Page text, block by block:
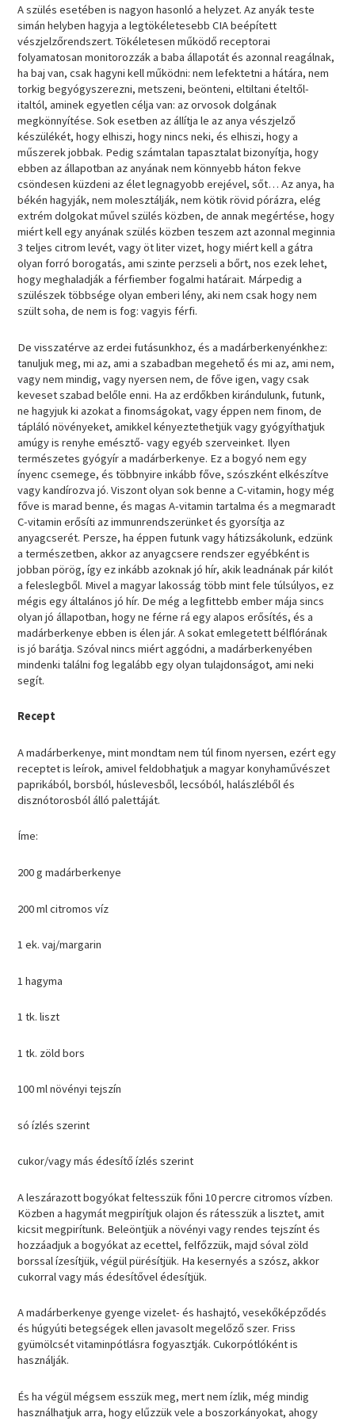
A szülés esetében is nagyon hasonló a helyzet. Az anyák teste
simán helyben hagyja a legtökéletesebb CIA beépített
vészjelzőrendszert. Tökéletesen működő receptorai
folyamatosan monitorozzák a baba állapotát és azonnal reagálnak,
ha baj van, csak hagyni kell működni: nem lefektetni a hátára, nem
torkig begyógyszerezni, metszeni, beönteni, eltiltani ételtől-
italtól, aminek egyetlen célja van: az orvosok dolgának
megkönnyítése. Sok esetben az állítja le az anya vészjelző
készülékét, hogy elhiszi, hogy nincs neki, és elhiszi, hogy a
műszerek jobbak. Pedig számtalan tapasztalat bizonyítja, hogy
ebben az állapotban az anyának nem könnyebb háton fekve
csöndesen küzdeni az élet legnagyobb erejével, sőt… Az anya, ha
békén hagyják, nem molesztálják, nem kötik rövid pórázra, elég
extrém dolgokat művel szülés közben, de annak megértése, hogy
miért kell egy anyának szülés közben teszem azt azonnal meginnia
3 teljes citrom levét, vagy öt liter vizet, hogy miért kell a gátra
olyan forró borogatás, ami szinte perzseli a bőrt, nos ezek lehet,
hogy meghaladják a férfiember fogalmi határait. Márpedig a
szülészek többsége olyan emberi lény, aki nem csak hogy nem
szült soha, de nem is fog: vagyis férfi.
De visszatérve az erdei futásunkhoz, és a madárberkenyénkhez:
tanuljuk meg, mi az, ami a szabadban megehető és mi az, ami nem,
vagy nem mindig, vagy nyersen nem, de főve igen, vagy csak
keveset szabad belőle enni. Ha az erdőkben kirándulunk, futunk,
ne hagyjuk ki azokat a finomságokat, vagy éppen nem finom, de
tápláló növényeket, amikkel kényeztethetjük vagy gyógyíthatjuk
amúgy is renyhe emésztő- vagy egyéb szerveinket. Ilyen
természetes gyógyír a madárberkenye. Ez a bogyó nem egy
ínyenc csemege, és többnyire inkább főve, szószként elkészítve
vagy kandírozva jó. Viszont olyan sok benne a C-vitamin, hogy még
főve is marad benne, és magas A-vitamin tartalma és a megmaradt
C-vitamin erősíti az immunrendszerünket és gyorsítja az
anyagcserét. Persze, ha éppen futunk vagy hátizsákolunk, edzünk
a természetben, akkor az anyagcsere rendszer egyébként is
jobban pörög, így ez inkább azoknak jó hír, akik leadnának pár kilót
a feleslegből. Mivel a magyar lakosság több mint fele túlsúlyos, ez
mégis egy általános jó hír. De még a legfittebb ember mája sincs
olyan jó állapotban, hogy ne férne rá egy alapos erősítés, és a
madárberkenye ebben is élen jár. A sokat emlegetett bélflórának
is jó barátja. Szóval nincs miért aggódni, a madárberkenyében
mindenki találni fog legalább egy olyan tulajdonságot, ami neki
segít.
Recept
A madárberkenye, mint mondtam nem túl finom nyersen, ezért egy
receptet is leírok, amivel feldobhatjuk a magyar konyhaművészet
paprikából, borsból, húslevesből, lecsóból, halászléből és
disznótorosból álló palettáját.
Íme:
200 g madárberkenye
200 ml citromos víz
1 ek. vaj/margarin
1 hagyma
1 tk. liszt
1 tk. zöld bors
100 ml növényi tejszín
só ízlés szerint
cukor/vagy más édesítő ízlés szerint
A leszárazott bogyókat feltesszük főni 10 percre citromos vízben.
Közben a hagymát megpirítjuk olajon és rátesszük a lisztet, amit
kicsit megpirítunk. Beleöntjük a növényi vagy rendes tejszínt és
hozzáadjuk a bogyókat az ecettel, felfőzzük, majd sóval zöld
borssal ízesítjük, végül pürésítjük. Ha kesernyés a szósz, akkor
cukorral vagy más édesítővel édesítjük.
A madárberkenye gyenge vizelet- és hashajtó, vesekőképződés
és húgyúti betegségek ellen javasolt megelőző szer. Friss
gyümölcsét vitaminpótlásra fogyasztják. Cukorpótlóként is
használják.
És ha végül mégsem esszük meg, mert nem ízlik, még mindig
használhatjuk arra, hogy elűzzük vele a boszorkányokat, ahogy